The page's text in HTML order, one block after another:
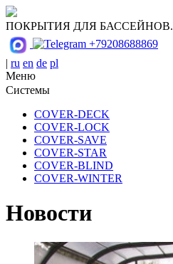
ПОКРЫТИЯ ДЛЯ
+79208688869
| ru en de pl
Меню
Системы
COVER-DECK
COVER-LOСK
COVER-SAVE
COVER-STAR
COVER-BLIND
COVER-WINTER
Новости